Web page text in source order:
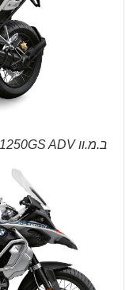
ב.מ.וו R1250GS ADV בגרסת טרופי 2023